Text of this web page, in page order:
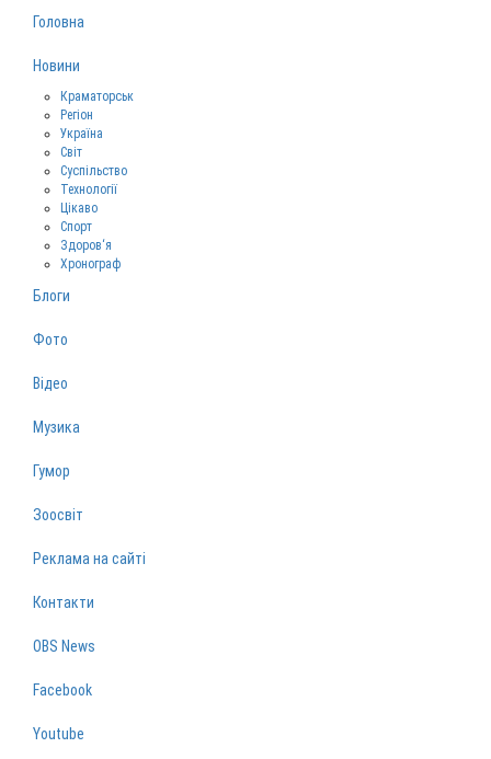
Головна
Новини
Краматорськ
Регіон
Україна
Світ
Суспільство
Технології
Цікаво
Спорт
Здоров‘я
Хронограф
Блоги
Фото
Відео
Музика
Гумор
Зоосвіт
Реклама на сайті
Контакти
OBS News
Facebook
Youtube